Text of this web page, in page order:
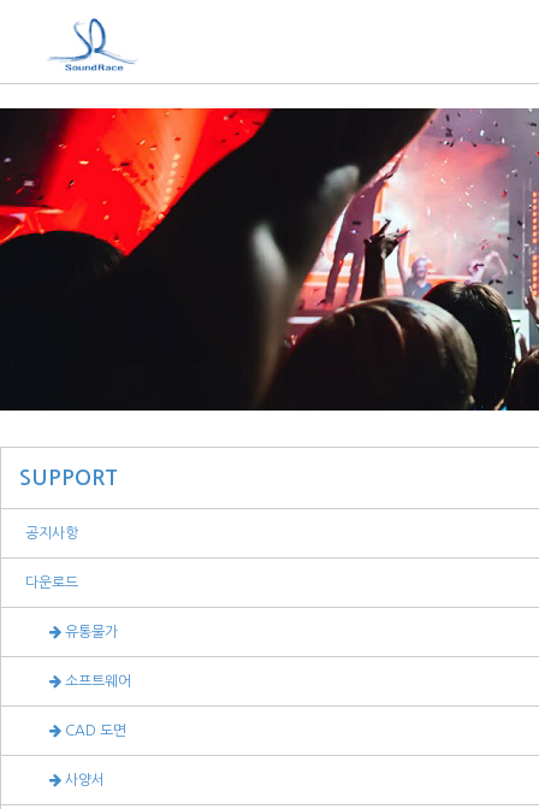
SUPPORT
공지사항
다운로드
유통물가
소프트웨어
CAD 도면
사양서